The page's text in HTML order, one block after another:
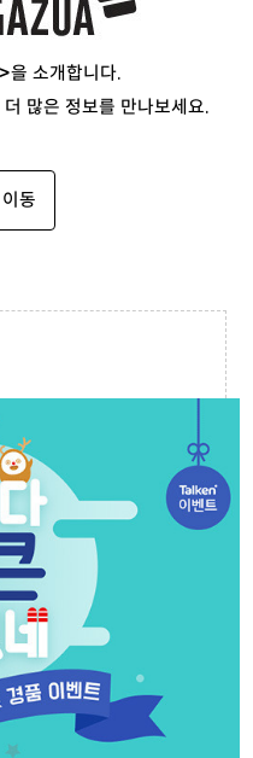
을 소개합니다.
많은 정보를 만나보세요.
동